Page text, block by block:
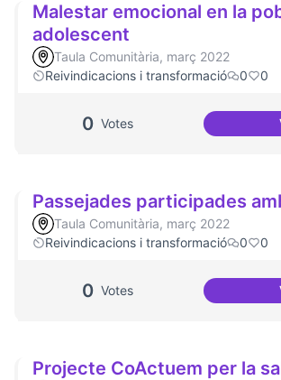
Malestar emocional en la
adolescent
Taula Comunitària, març 2022
Reivindicacions i transformació
0 0
0 Votes
Passejades participades
Taula Comunitària, març 2022
Reivindicacions i transformació
0 0
0 Votes
Projecte CoActuem per la